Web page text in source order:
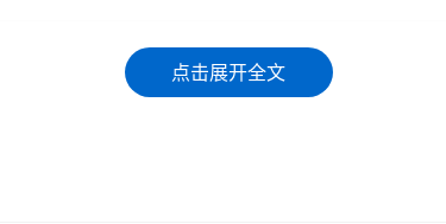
在东边，一个在西边，中间隔了个太平洋，
剧里头的那点事儿。
的，俩人那可是青梅竹马，两小无猜。
点击展开全文